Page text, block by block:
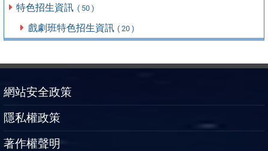
特色招生資訊 ( 50 )
戲劇班特色招生資訊 ( 20 )
網站安全政策
隱私權政策
著作權聲明